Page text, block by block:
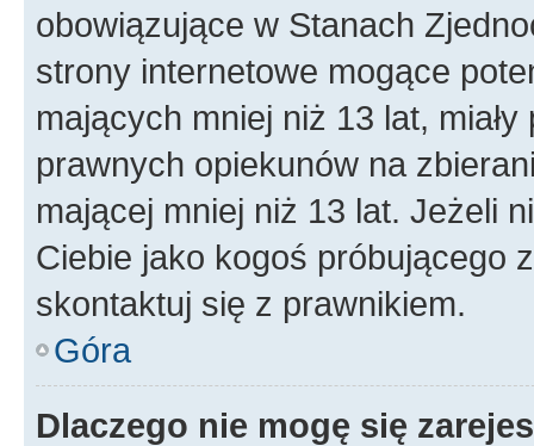
obowiązujące w Stanach
strony internetowe mogące
mających mniej niż 13 lat,
prawnych opiekunów na
mającej mniej niż 13 lat. Jeżeli
Ciebie jako kogoś próbującego
skontaktuj się z prawnikiem.
Góra
Dlaczego nie mogę się